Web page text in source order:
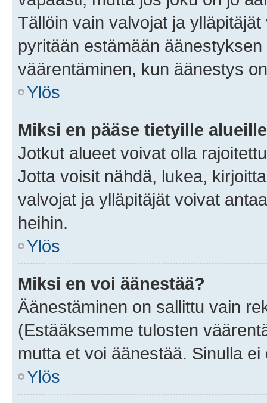
Tällöin vain valvojat ja
pyritään estämään
väärentäminen, kun äänestys
Ylös
Miksi en pääse tietyille
Jotkut alueet voivat olla
Jotta voisit nähdä, lukea,
valvojat ja ylläpitäjät voivat
heihin.
Ylös
Miksi en voi äänestää?
Äänestäminen on sallittu vain
(Estääksemme tulosten
mutta et voi äänestää. Sinulla
Ylös